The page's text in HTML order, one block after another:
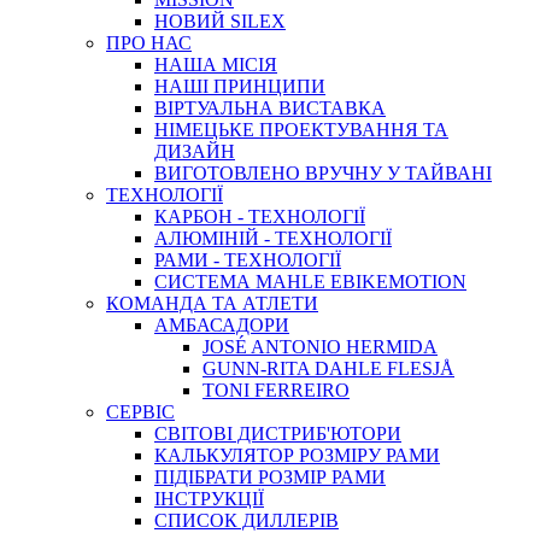
НОВИЙ SILEX
ПРО НАС
НАША МICIЯ
НАШI ПРИНЦИПИ
ВIРТУАЛЬНА ВИСТАВКА
НІМЕЦЬКЕ ПРОЕКТУВАННЯ ТА
ДИЗАЙН
ВИГОТОВЛЕНО ВРУЧНУ У ТАЙВАНІ
ТЕХНОЛОГІЇ
КАРБОН - ТЕХНОЛОГІЇ
АЛЮМІНІЙ - ТЕХНОЛОГІЇ
РАМИ - ТЕХНОЛОГІЇ
СИСТЕМА MAHLE EBIKEMOTION
КОМАНДА ТА АТЛЕТИ
АМБАСАДОРИ
JOSÉ ANTONIO HERMIDA
GUNN-RITA DAHLE FLESJÅ
TONI FERREIRO
СЕРВІС
СВІТОВІ ДИСТРИБ'ЮТОРИ
КАЛЬКУЛЯТОР РОЗМIРУ РАМИ
ПІДІБРАТИ РОЗМІР РАМИ
IНСТРУКЦIЇ
СПИСОК ДИЛЛЕРІВ